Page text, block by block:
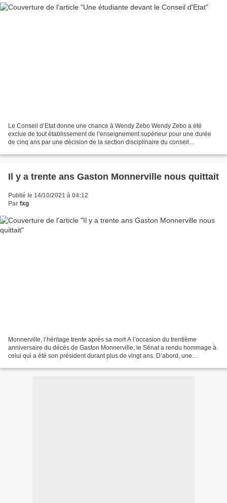
Le Conseil d’Etat donne une chance à Wendy Zebo Wendy Zebo a été
exclue de tout établissement de l’enseignement supérieur pour une durée
de cinq ans par une décision de la section disciplinaire du conseil
Il y a trente ans Gaston Monnerville nous quittait
Publié le 14/10/2021 à 04:12
Par fxg
Monnerville, l’héritage trente après sa mort A l’occasion du trentième
anniversaire du décès de Gaston Monnerville, le Sénat a rendu hommage à
celui qui a été son président durant plus de vingt ans. D’abord, une